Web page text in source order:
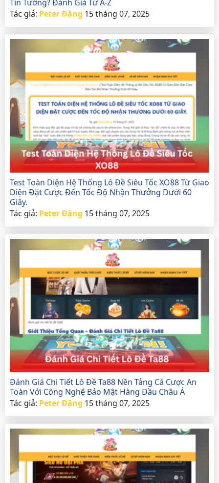
Tin Tưởng? Đánh Giá Từ A-Z
Tác giả: Peter Đặng 15 tháng 07, 2025
Test Toàn Diện Hệ Thống Lô Đề Siêu Tốc XO88 Từ Giao
Diện Đặt Cược Đến Tốc Độ Nhận Thưởng Dưới 60
Giây.
Tác giả: Peter Đặng 15 tháng 07, 2025
Đánh Giá Chi Tiết Lô Đề Ta88 Nền Tảng Cá Cược An
Toàn Với Công Nghệ Bảo Mật Hàng Đầu Châu Á
Tác giả: Peter Đặng 15 tháng 07, 2025